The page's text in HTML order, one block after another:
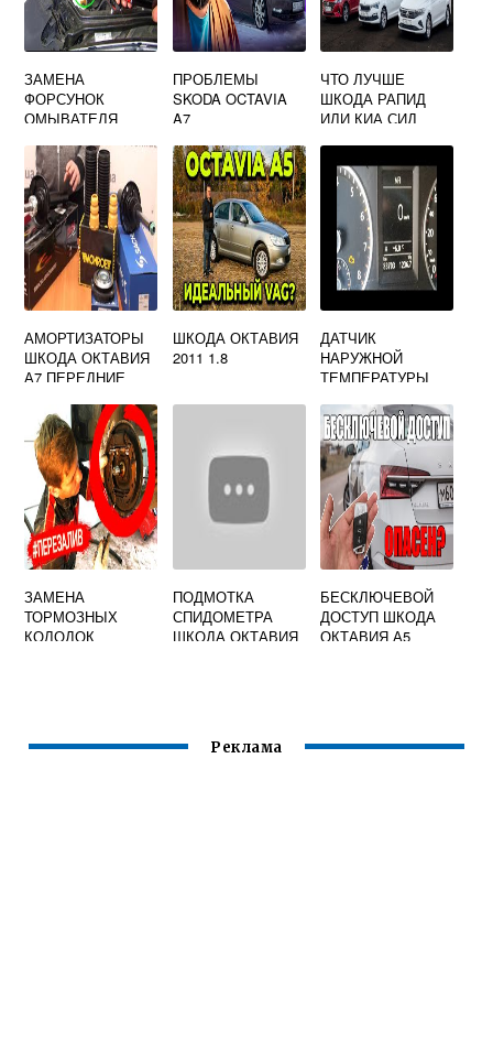
ЗАМЕНА
ФОРСУНОК
ОМЫВАТЕЛЯ
ПРОБЛЕМЫ
SKODA OCTAVIA
A7
ЧТО ЛУЧШЕ
ШКОДА РАПИД
ИЛИ КИА СИД
АМОРТИЗАТОРЫ
ШКОДА ОКТАВИЯ
А7 ПЕРЕДНИЕ
ШКОДА ОКТАВИЯ
2011 1.8
ДАТЧИК
НАРУЖНОЙ
ТЕМПЕРАТУРЫ
ЗАМЕНА
ТОРМОЗНЫХ
КОЛОДОК
ПОДМОТКА
СПИДОМЕТРА
ШКОДА ОКТАВИЯ
БЕСКЛЮЧЕВОЙ
ДОСТУП ШКОДА
ОКТАВИЯ А5
Реклама